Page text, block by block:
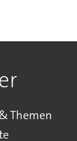
Themen